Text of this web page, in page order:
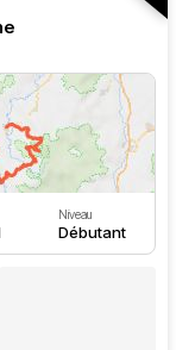
Niveau
Débutant